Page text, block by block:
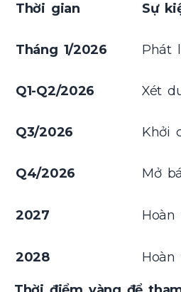
Thời gian Sự
Tháng 1/2026 Phát
Q1-Q2/2026 Xét
Q3/2026 Khởi
Q4/2026 Mở
2027
2028